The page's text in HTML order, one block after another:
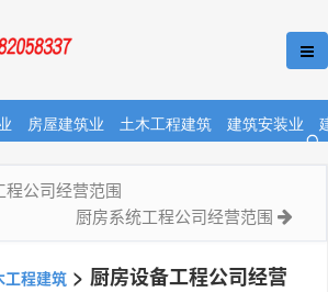
房屋建筑业 土木工程建筑 建筑安装业
公司经营范围
​厨房系统工程公司经营范围
工程建筑 > 厨房设备工程公司经营